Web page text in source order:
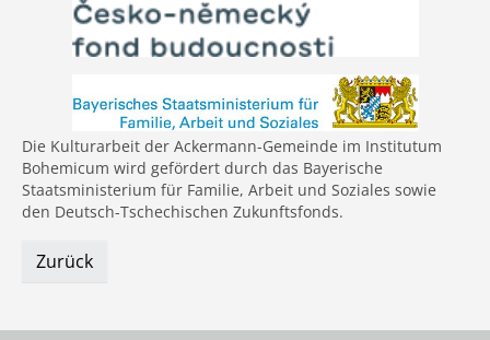
Die Kulturarbeit der Ackermann-Gemeinde im Institutum
Bohemicum wird gefördert durch das Bayerische
Staatsministerium für Familie, Arbeit und Soziales sowie
den Deutsch-Tschechischen Zukunftsfonds.
Zurück